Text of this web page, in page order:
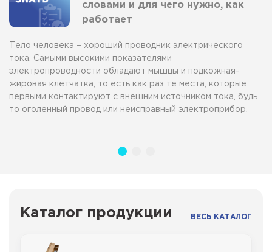
словами и для чего нужно, как
работает
Тело человека – хороший проводник электрического
тока. Самыми высокими показателями
электропроводности обладают мышцы и подкожная-
жировая клетчатка, то есть как раз те места, которые
первыми контактируют с внешним источником тока, будь
то оголенный провод или неисправный электроприбор.
Каталог продукции ВЕСЬ КАТАЛОГ